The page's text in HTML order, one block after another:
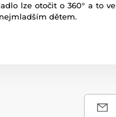
lze otočit o 360° a to ve
dětem.